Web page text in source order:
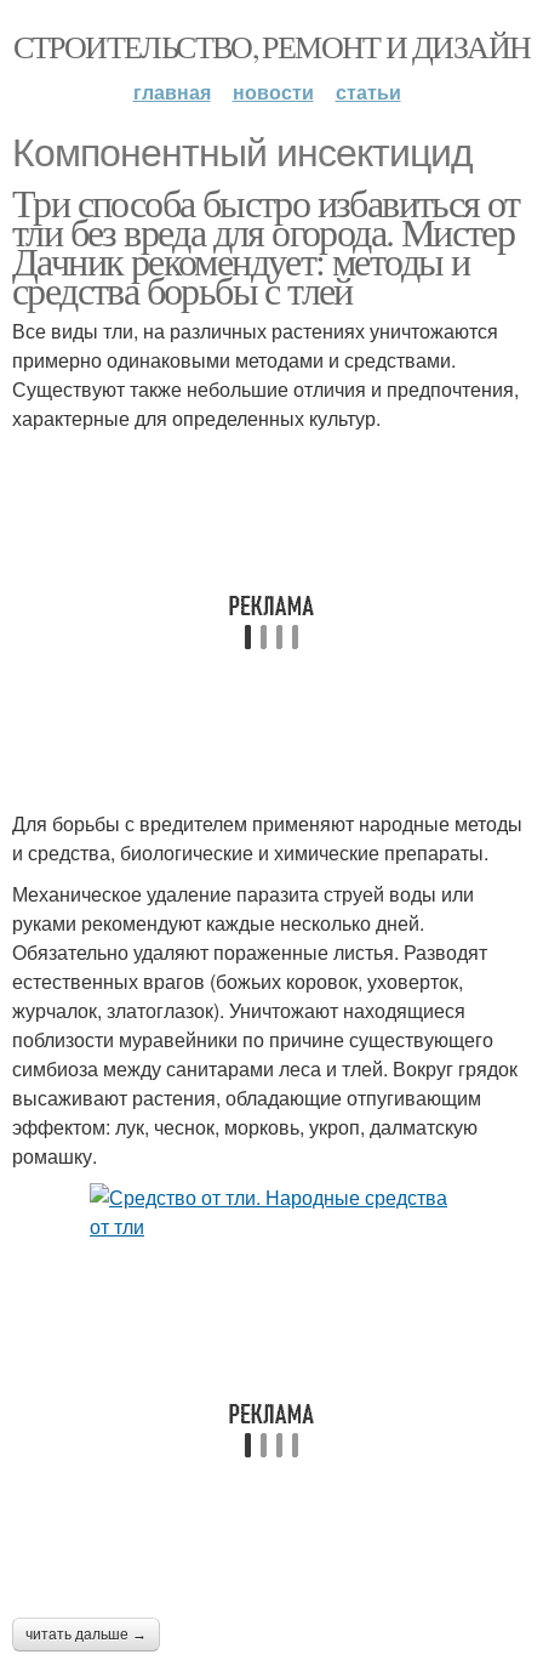
СТРОИТЕЛЬСТВО, РЕМОНТ И ДИЗАЙН
главная новости статьи
Компонентный инсектицид
Три способа быстро избавиться от
тли без вреда для огорода. Мистер
Дачник рекомендует: методы и
средства борьбы с тлей
Все виды тли, на различных растениях уничтожаются
примерно одинаковыми методами и средствами.
Существуют также небольшие отличия и предпочтения,
характерные для определенных культур.
Для борьбы с вредителем применяют народные методы
и средства, биологические и химические препараты.
Механическое удаление паразита струей воды или
руками рекомендуют каждые несколько дней.
Обязательно удаляют пораженные листья. Разводят
естественных врагов (божьих коровок, уховерток,
журчалок, златоглазок). Уничтожают находящиеся
поблизости муравейники по причине существующего
симбиоза между санитарами леса и тлей. Вокруг грядок
высаживают растения, обладающие отпугивающим
эффектом: лук, чеснок, морковь, укроп, далматскую
ромашку.
читать дальше →